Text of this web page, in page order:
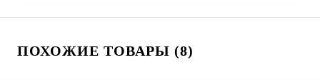
ПОХОЖИЕ ТОВАРЫ (8)